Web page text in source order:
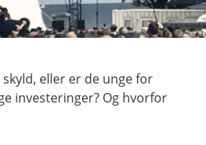
eller er de unge for
investeringer? Og hvorfor